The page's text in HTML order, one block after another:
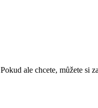
ale chcete, můžete si